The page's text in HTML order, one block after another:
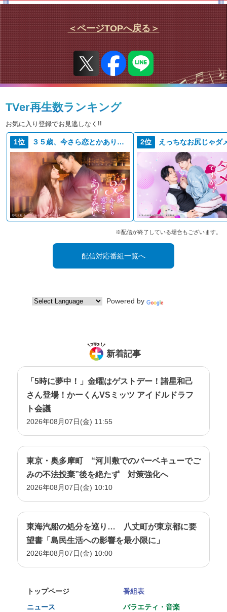
【３月１８日（土）１５：００～ TOKYOMX2】
◆R.シュトラウス：オーボエ協奏曲
【指揮】大野和士 【オーボエ】広田智之（都響首席
奏者）
（2022年4月28日収録 第949回定期演奏会Cシリー
ズ）
◆カレヴィ・アホ：ティンパニ協奏曲（2015）［日本
初演］
【指揮】大野和士 【ティンパニ】安藤芳広（都響首
席奏者）
（2021年4月20日 第924回 定期演奏会Aシリーズ）
お楽しみに！！！
2023/01/01
★お正月特番 プレゼント企画★都響の最新CDを20名
にプレゼント！
番組アンケートにお答えいただいた方の中から、抽選
で、最新CDをプレゼント！
『マーラー：交響曲第1番《巨人》』
【指揮】大野和士(2021年4月20日収録 第924回 定期
演奏会Ａシリーズ ＠東京文化会館 ）
応募フォームはこちら！
2022/11/25
２０２３年元日特番が決定！大反響だったR.シュトラ
ウスの《英雄の生涯》などを放送！
毎年１月１日の朝にお届けしている、アンコール！都
響の特別番組「都響Morning Concert〜一年の幕開けを
都響とともに〜」が２０２３年元日、放送決定しまし
２０２１年の無観客コンサートから「ショスタコーヴ
ィチの交響曲第１番」を放送します！大野和士さんの
【演奏曲】R.シュトラウス：交響詩《英雄の生涯》、
ショスタコーヴィチ：交響曲第1番
プレスリリース（2022年12月16日）
2022/10/22
１１月・１２月の放送曲目が決まりました！
いつもアンコール!都響を応援ありがとうございます！
１１月・１２月の放送曲目が決まりましたのでお知ら
せします。
【１１月１２日（土）１５：００～ TOKYOMX2】
◆ラモー：オペラ＝バレ『優雅なインドの国々』組
曲
◆ラヴェル：バレエ音楽《ダフニスとクロエ》（全
曲）
【指揮】フランソワ＝グザヴィエ・ロト
（2020年2月3日 第896回 定期演奏会Aシリーズよ
り）
【１２月１７日（土）１５：００～ TOKYOMX2】
◆ショスタコーヴィチ：交響曲第7番
【指揮】クラウス・マケラ
（2022年6月26日 プロムナードコンサートNo.397よ
り）
です！お楽しみに！！
2022/09/17
20名にプレゼント！
＜ページTOPへ戻る＞
TVer再生数ランキング
お気に入り登録でお見逃しなく!!
1位 ３５歳、今さら恋とかありえない 2位 えっちなお尻じゃダ
※配信が終了している場合もございます。
配信対応番組一覧へ
Powered by
新着記事
「5時に夢中！」金曜はゲストデー！諸星和己
さん登場！かーくんVSミッツ アイドルドラフ
ト会議
2026年08月07日(金) 11:55
東京・奥多摩町 “河川敷でのバーベキューでご
みの不法投棄”後を絶たず 対策強化へ
2026年08月07日(金) 10:10
東海汽船の処分を巡り… 八丈町が東京都に要
望書「島民生活への影響を最小限に」
2026年08月07日(金) 10:00
トップページ
番組表
ニュース
バラエティ・音楽